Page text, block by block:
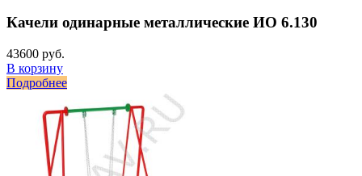
Качели одинарные металлические ИО 6.130
43600 руб.
В корзину
Подробнее